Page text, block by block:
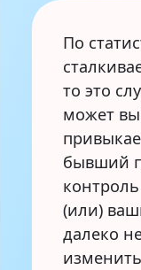
По
то это
может
бывший
(или)
далеко